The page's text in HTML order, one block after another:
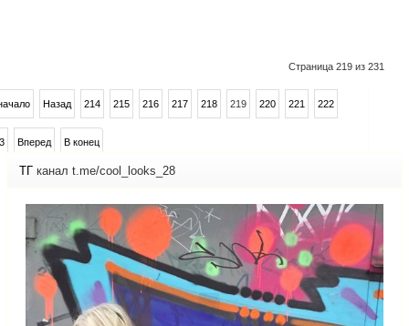
Страница 219 из 231
Назад 214 215 216 217 218 219 220 221 222
Вперед В конец
ТГ канал t.me/cool_looks_28